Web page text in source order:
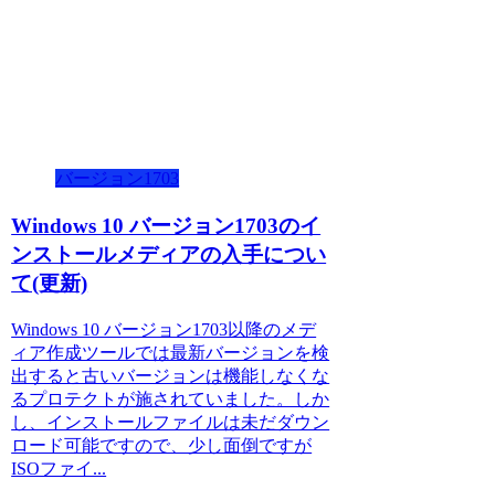
バージョン1703
Windows 10 バージョン1703のイ
ンストールメディアの入手につい
て(更新)
Windows 10 バージョン1703以降のメデ
ィア作成ツールでは最新バージョンを検
出すると古いバージョンは機能しなくな
るプロテクトが施されていました。しか
し、インストールファイルは未だダウン
ロード可能ですので、少し面倒ですが
ISOファイ...